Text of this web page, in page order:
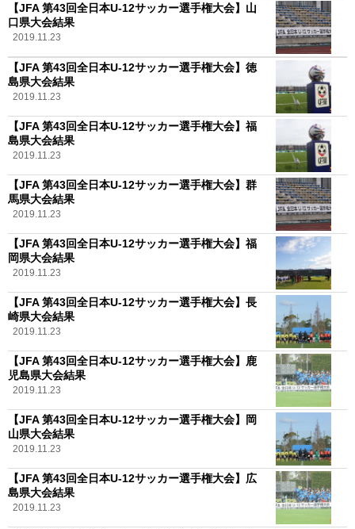
【JFA 第43回全日本U-12サッカー選手権大会】山
口県大会結果
2019.11.23
【JFA 第43回全日本U-12サッカー選手権大会】徳
島県大会結果
2019.11.23
【JFA 第43回全日本U-12サッカー選手権大会】福
島県大会結果
2019.11.23
【JFA 第43回全日本U-12サッカー選手権大会】群
馬県大会結果
2019.11.23
【JFA 第43回全日本U-12サッカー選手権大会】福
岡県大会結果
2019.11.23
【JFA 第43回全日本U-12サッカー選手権大会】長
崎県大会結果
2019.11.23
【JFA 第43回全日本U-12サッカー選手権大会】鹿
児島県大会結果
2019.11.23
【JFA 第43回全日本U-12サッカー選手権大会】岡
山県大会結果
2019.11.23
【JFA 第43回全日本U-12サッカー選手権大会】広
島県大会結果
2019.11.23